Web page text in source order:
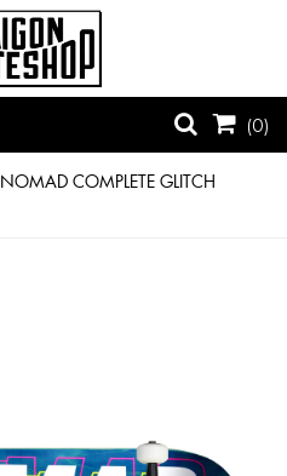
(0)
NOMAD COMPLETE GLITCH